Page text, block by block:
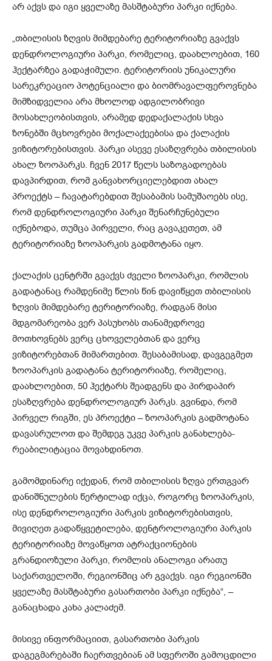
არ აქვს და იგი ყველაზე მასშტაბური პარკი იქნება.
„თბილისის ზღვის მიმდებარე ტერიტორიაზე გვაქვს
დენდროლოგიური პარკი, რომელიც, დაახლოებით, 160
ჰექტარზეა გადაჭიმული. ტერიტორიის უნიკალური
სარეკრეაციო პოტენციალი და ბიომრავალფეროვნება
მიმზიდველია არა მხოლოდ ადგილობრივი
მოსახლეობისთვის, არამედ დედაქალაქის სხვა
ზონებში მცხოვრები მოქალაქეებისა და ქალაქის
ვიზიტორებისთვის. პარკი ასევე ესაზღვრება თბილისის
ახალ ზოოპარკს. ჩვენ 2017 წელს საზოგადოებას
დავპირდით, რომ განვახორციელებდით ახალ
პროექტს – ჩავატარებდით შესაბამის სამუშაოებს ისე,
რომ დენდროლოგიური პარკი შენარჩუნებული
იქნებოდა, თუმცა პირველი, რაც გავაკეთეთ, ამ
ტერიტორიაზე ზოოპარკის გადმოტანა იყო.
ქალაქის ცენტრში გვაქვს ძველი ზოოპარკი, რომლის
გადატანაც რამდენიმე წლის წინ დავიწყეთ თბილისის
ზღვის მიმდებარე ტერიტორიაზე, რადგან მისი
მდგომარეობა ვერ პასუხობს თანამედროვე
მოთხოვნებს ვერც ცხოველებთან და ვერც
ვიზიტორებთან მიმართებით. შესაბამისად, დავგეგმეთ
ზოოპარკის გადატანა ტერიტორიაზე, რომელიც,
დაახლოებით, 50 ჰექტარს შეადგენს და პირდაპირ
ესაზღვრება დენდროლოგიურ პარკს. გვინდა, რომ
პირველ რიგში, ეს პროექტი – ზოოპარკის გადმოტანა
დავასრულოთ და შემდეგ უკვე პარკის განახლება-
რეაბილიტაცია მოვახდინოთ.
გამომდინარე იქედან, რომ თბილისის ზღვა ერთგვარ
დანიშნულების წერტილად იქცა, როგორც ზოოპარკის,
ისე დენდროლოგიური პარკის ვიზიტორებისთვის,
მივიღეთ გადაწყვეტილება, დენტროლოგიური პარკის
ტერიტორიაზე მოვაწყოთ ატრაქციონების
გრანდიოზული პარკი, რომლის ანალოგი არათუ
საქართველოში, რეგიონშიც არ გვაქვს. იგი რეგიონში
ყველაზე მასშტაბური გასართობი პარკი იქნება“, –
განაცხადა კახა კალაძემ.
მისივე ინფორმაციით, გასართობი პარკის
დაგეგმარებაში ჩაერთვებიან ამ სფეროში გამოცდილი